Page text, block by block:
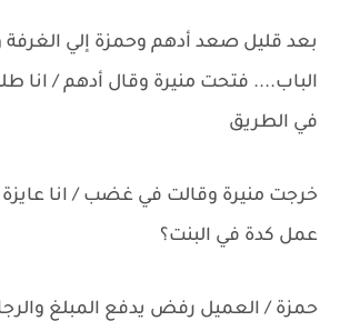
بعد قليل صعد أدهم وحمزة إلي
الباب.... فتحت منيرة وقال أدهم / انا
في الطريق
خرجت منيرة وقالت في غضب / انا عايزة
عمل كدة في البنت؟
حمزة / العميل رفض يدفع المبلغ